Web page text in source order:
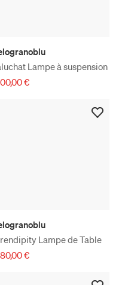
Lampe à suspension
€
Lampe de Table
€